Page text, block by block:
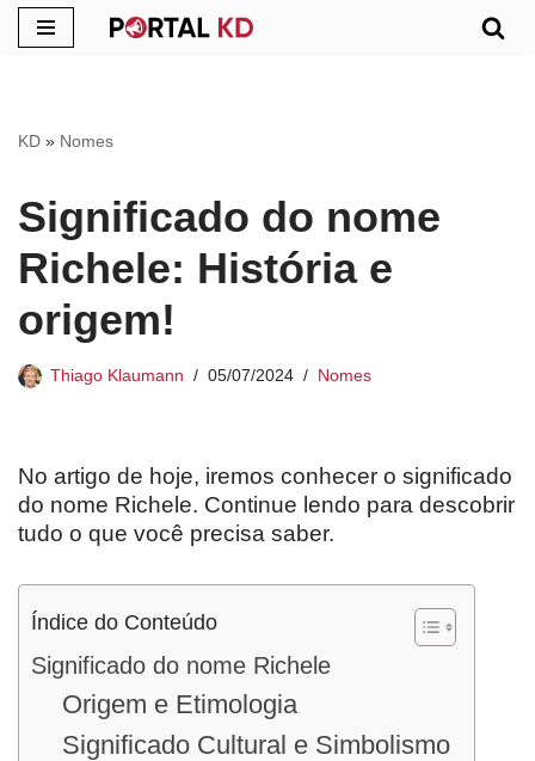
conteúdo
KD » Nomes
Significado do nome
Richele: História e
origem!
Thiago Klaumann 05/07/2024 Nomes
No artigo de hoje, iremos conhecer o significado
do nome Richele. Continue lendo para descobrir
tudo o que você precisa saber.
Índice do Conteúdo
Significado do nome Richele
Origem e Etimologia
Significado Cultural e Simbolismo